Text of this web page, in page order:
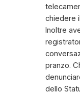
chiedere
Inoltre
pranzo.
dello